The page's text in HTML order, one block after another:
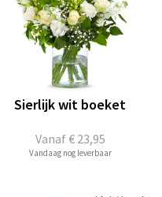
Vanaf€ 23,95
Sierlijk wit boeket
Vandaag nog leverbaar